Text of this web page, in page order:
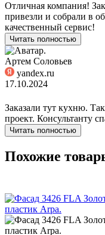
Отличная компания!
привезли и собрали в
качественный сервис!
Читать полностью
Артем Соловьев
yandex.ru
17.10.2024
Заказали тут кухню.
проект. Консультанту
Читать полностью
Похожие